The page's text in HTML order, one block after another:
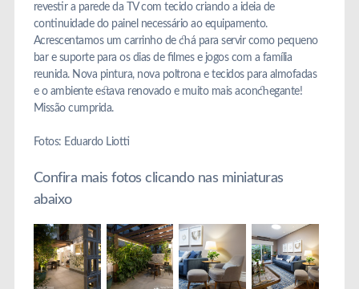
revestir a parede da TV com tecido criando a ideia de
continuidade do painel necessário ao equipamento.
Acrescentamos um carrinho de chá para servir como pequeno
bar e suporte para os dias de filmes e jogos com a família
reunida. Nova pintura, nova poltrona e tecidos para almofadas
e o ambiente estava renovado e muito mais aconchegante!
Missão cumprida.
Fotos: Eduardo Liotti
Confira mais fotos clicando nas miniaturas
abaixo